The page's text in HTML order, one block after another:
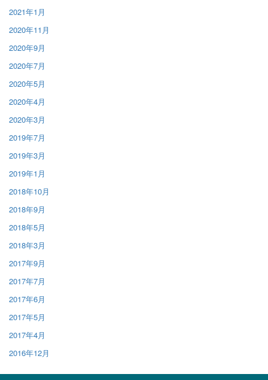
2021年1月
2020年11月
2020年9月
2020年7月
2020年5月
2020年4月
2020年3月
2019年7月
2019年3月
2019年1月
2018年10月
2018年9月
2018年5月
2018年3月
2017年9月
2017年7月
2017年6月
2017年5月
2017年4月
2016年12月